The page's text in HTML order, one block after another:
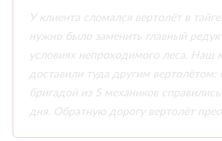
У клиента сломался вертолёт в
нужно было заменить главный
условиях непроходимого леса. Наш
доставили туда другим вертолётом:
бригадой из 5 механиков
дня. Обратную дорогу вертолёт